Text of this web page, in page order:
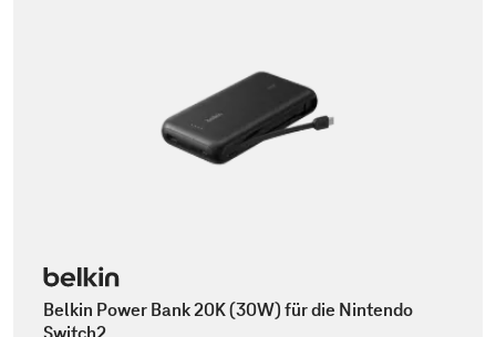
Belkin Power Bank 20K (30W) für die Nintendo